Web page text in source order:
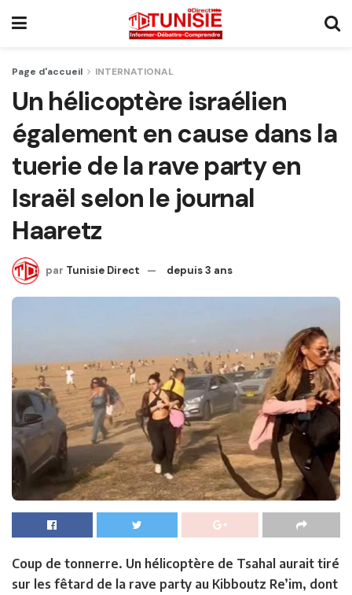
Page d'accueil INTERNATIONAL
Un hélicoptère israélien
également en cause dans la
tuerie de la rave party en
Israël selon le journal
Haaretz
par Tunisie Direct depuis 3 ans
Coup de tonnerre. Un hélicoptère de Tsahal aurait tiré
sur les fêtard de la rave party au Kibboutz Re’im, dont